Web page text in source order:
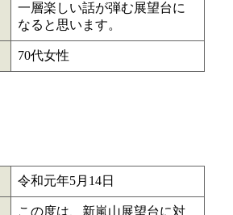
一層楽しい話が弾む展望台に
なると思います。
70代女性
令和元年5月14日
この度は、新嵐山展望台に対